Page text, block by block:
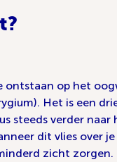
ontstaan op het
Het is een
steeds verder naar
dit vlies over
zicht zorgen.